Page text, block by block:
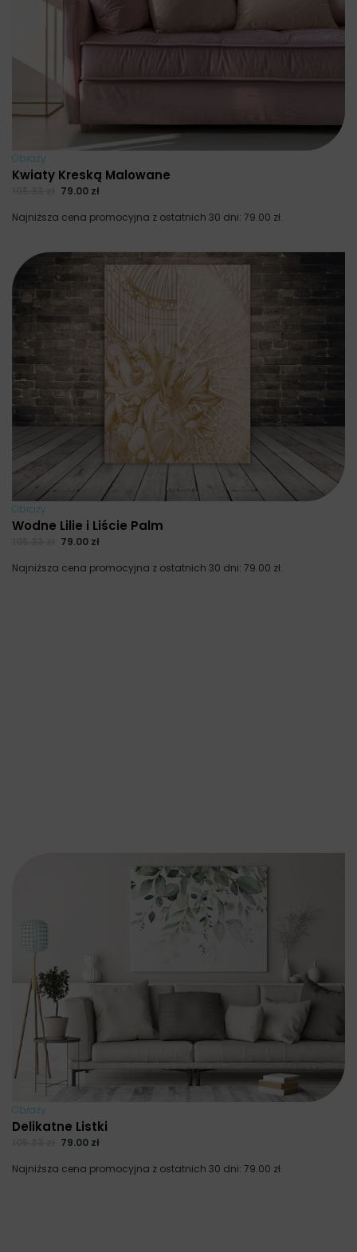
Obrazy
Kwiaty Kreską Malowane
79.00 zł
Najniższa cena promocyjna z ostatnich 30 dni: 79.00 zł.
Obrazy
Wodne Lilie i Liście Palm
79.00 zł
Najniższa cena promocyjna z ostatnich 30 dni: 79.00 zł.
Obrazy
Delikatne Listki
79.00 zł
Najniższa cena promocyjna z ostatnich 30 dni: 79.00 zł.